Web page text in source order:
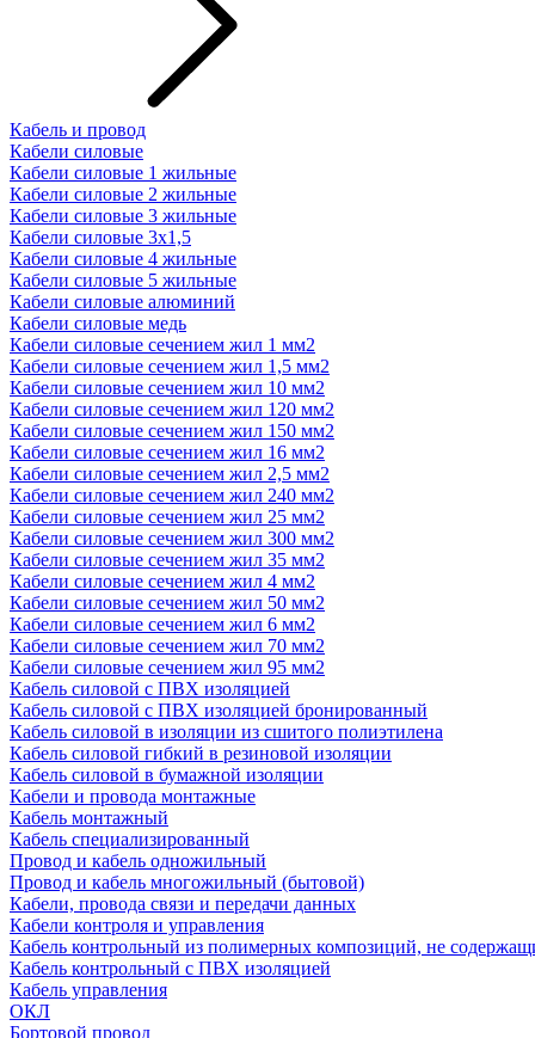
Кабель и провод
Кабели силовые
Кабели силовые 1 жильные
Кабели силовые 2 жильные
Кабели силовые 3 жильные
Кабели силовые 3х1,5
Кабели силовые 4 жильные
Кабели силовые 5 жильные
Кабели силовые алюминий
Кабели силовые медь
Кабели силовые сечением жил 1 мм2
Кабели силовые сечением жил 1,5 мм2
Кабели силовые сечением жил 10 мм2
Кабели силовые сечением жил 120 мм2
Кабели силовые сечением жил 150 мм2
Кабели силовые сечением жил 16 мм2
Кабели силовые сечением жил 2,5 мм2
Кабели силовые сечением жил 240 мм2
Кабели силовые сечением жил 25 мм2
Кабели силовые сечением жил 300 мм2
Кабели силовые сечением жил 35 мм2
Кабели силовые сечением жил 4 мм2
Кабели силовые сечением жил 50 мм2
Кабели силовые сечением жил 6 мм2
Кабели силовые сечением жил 70 мм2
Кабели силовые сечением жил 95 мм2
Кабель силовой с ПВХ изоляцией
Кабель силовой с ПВХ изоляцией бронированный
Кабель силовой в изоляции из сшитого полиэтилена
Кабель силовой гибкий в резиновой изоляции
Кабель силовой в бумажной изоляции
Кабели и провода монтажные
Кабель монтажный
Кабель специализированный
Провод и кабель одножильный
Провод и кабель многожильный (бытовой)
Кабели, провода связи и передачи данных
Кабели контроля и управления
Кабель контрольный из полимерных композиций, не
Кабель контрольный с ПВХ изоляцией
Кабель управления
ОКЛ
Бортовой провод